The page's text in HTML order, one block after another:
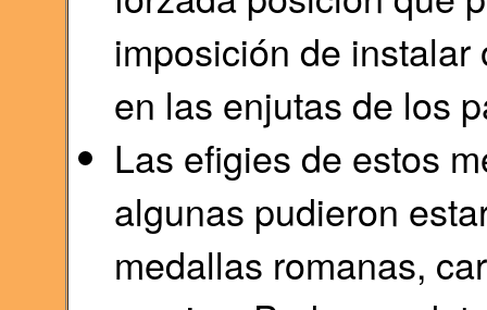
imposición de
en las enjutas de los
Las efigies de estos
algunas pudieron
medallas romanas,